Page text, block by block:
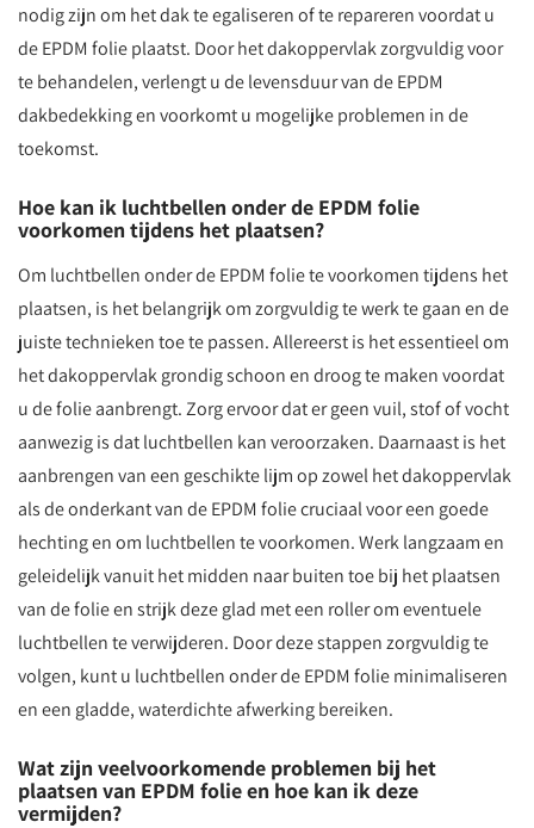
nodig zijn om het dak te egaliseren of te repareren voordat u
de EPDM folie plaatst. Door het dakoppervlak zorgvuldig voor
te behandelen, verlengt u de levensduur van de EPDM
dakbedekking en voorkomt u mogelijke problemen in de
toekomst.
Hoe kan ik luchtbellen onder de EPDM folie
voorkomen tijdens het plaatsen?
Om luchtbellen onder de EPDM folie te voorkomen tijdens het
plaatsen, is het belangrijk om zorgvuldig te werk te gaan en de
juiste technieken toe te passen. Allereerst is het essentieel om
het dakoppervlak grondig schoon en droog te maken voordat
u de folie aanbrengt. Zorg ervoor dat er geen vuil, stof of vocht
aanwezig is dat luchtbellen kan veroorzaken. Daarnaast is het
aanbrengen van een geschikte lijm op zowel het dakoppervlak
als de onderkant van de EPDM folie cruciaal voor een goede
hechting en om luchtbellen te voorkomen. Werk langzaam en
geleidelijk vanuit het midden naar buiten toe bij het plaatsen
van de folie en strijk deze glad met een roller om eventuele
luchtbellen te verwijderen. Door deze stappen zorgvuldig te
volgen, kunt u luchtbellen onder de EPDM folie minimaliseren
en een gladde, waterdichte afwerking bereiken.
Wat zijn veelvoorkomende problemen bij het
plaatsen van EPDM folie en hoe kan ik deze
vermijden?